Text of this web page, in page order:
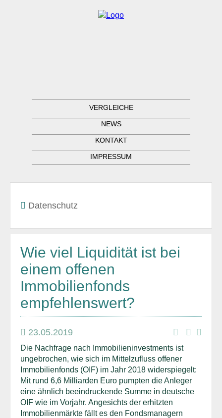
VERGLEICHE
NEWS
KONTAKT
IMPRESSUM
Datenschutz
Wie viel Liquidität ist bei
einem offenen
Immobilienfonds
empfehlenswert?
23.05.2019
Die Nachfrage nach Immobilieninvestments ist
ungebrochen, wie sich im Mittelzufluss offener
Immobilienfonds (OIF) im Jahr 2018 widerspiegelt:
Mit rund 6,6 Milliarden Euro pumpten die Anleger
eine ähnlich beeindruckende Summe in deutsche
OIF wie im Vorjahr. Angesichts der erhitzten
Immobilienmärkte fällt es den Fondsmanagern